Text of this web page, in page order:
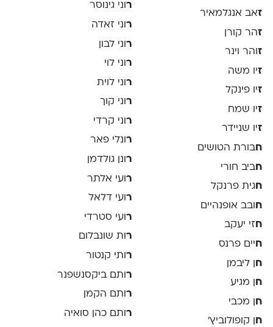
זאב אנגלמאיר
זהר קורן
זוהר וינר
זיו משה
זיו פינקל
זיו שמח
זיו שניידר
חבורת הטושים
חביב חורי
חגית פרנקל
ח ובב אופנהיים
חזי יעקב
ח יים פרנס
ח
ן ליבמן
ח ן מגיע
ח
ן מכבי
ח ן קופולוביץ'
רוני גינוסר
ר וני זאדה
רוני לבון
ר וני לוי
ר וני לוית
רוני קוך
ר וני קרדי
רונלי פאר
ר ונן גולדמן
ר ועי אלתר
רועי דלאל
ר ועי סטרדי
רות שונבלום
ר ותי קנטור
ר ותם ביקסנשפנר
רותם הקמן
ר ותם כהן סואיה